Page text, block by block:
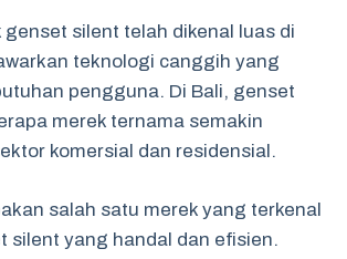
genset silent telah dikenal luas di
teknologi canggih yang
pengguna. Di Bali, genset
merek ternama semakin
komersial dan residensial.
salah satu merek yang terkenal
silent yang handal dan efisien.